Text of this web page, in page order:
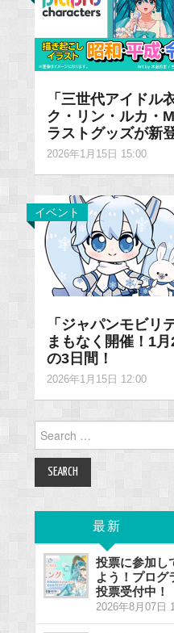
「三世代アイドル
ク・リン・ルカ・
ラストグッズが新
2026年1月15日 15:00
イベント
「ジャパンモビリ
まもなく開催！1
の3日間！
2026年1月15日 12:00
for:
最新
投票に参加し
よう！プログ
投票受付中！
2026年8月07日